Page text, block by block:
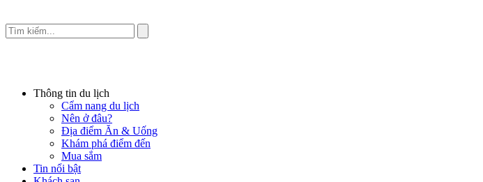
Thông tin du lịch
Cẩm nang du lịch
Nên ở đâu?
Địa điểm Ăn & Uống
Khám phá điểm đến
Mua sắm
Tin nổi bật